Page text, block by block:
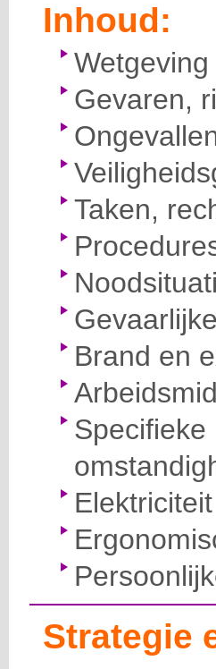
Inhoud:
Wetgeving
Gevaren,
Taken,
Brand en
Strategie